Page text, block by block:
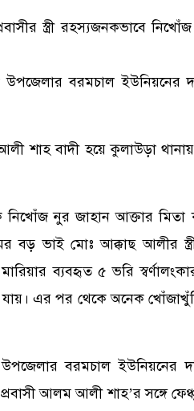
স্ত্রী রহস্যজনকভাবে
বরমচাল ইউনিয়নের
শাহ বাদী হয়ে কুলাউড়া
নিখোঁজ নুর জাহান আক্তার
বড় ভাই মোঃ আক্কাছ আলীর
ব্যবহৃত ৫ ভরি
যায়। এর পর থেকে অনেক
বরমচাল ইউনিয়নের
আলম আলী শাহ’র সঙ্গে